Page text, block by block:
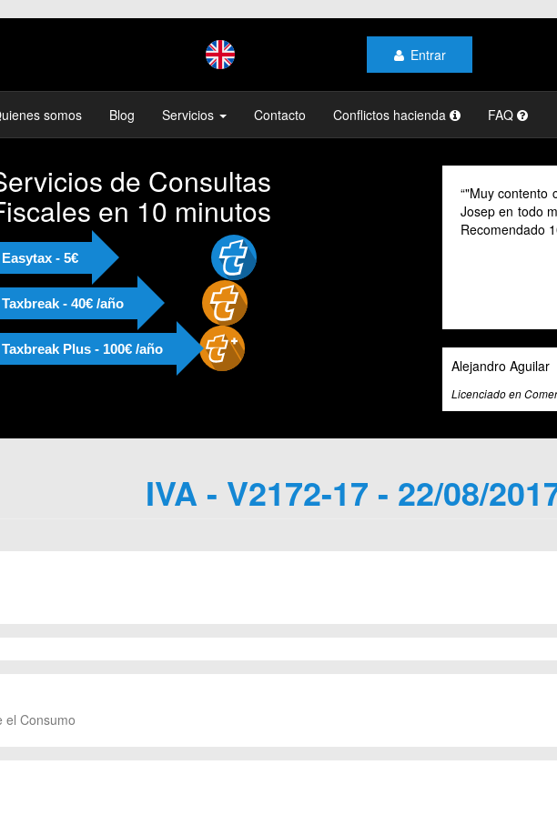
Entrar
somos Blog Servicios Contacto Conflictos hacienda FAQ
de Consultas
en 10 minutos
Easytax - 5€
Taxbreak - 40€ /año
Taxbreak Plus - 100€ /año
"Muy contento con el profesionalismo y la atención de
Josep en todo momento, mi gestoría y la de mi familia.
Alejandro Aguilar
As a digital
their advice
cannot speak
Ali Roghani
Artificial Intelligence
IVA - V2172-17 - 22/08/
el Consumo